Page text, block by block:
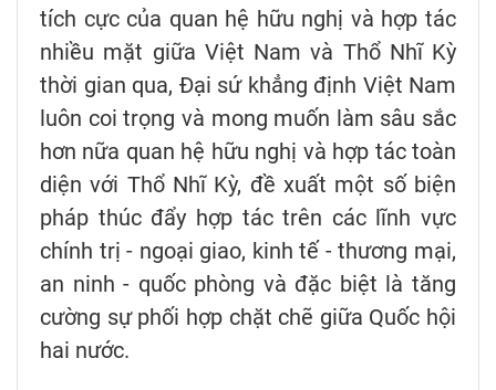
tích cực của quan hệ hữu nghị và hợp tác
nhiều mặt giữa Việt Nam và Thổ Nhĩ Kỳ
thời gian qua, Đại sứ khẳng định Việt Nam
luôn coi trọng và mong muốn làm sâu sắc
hơn nữa quan hệ hữu nghị và hợp tác toàn
diện với Thổ Nhĩ Kỳ, đề xuất một số biện
pháp thúc đẩy hợp tác trên các lĩnh vực
chính trị - ngoại giao, kinh tế - thương mại,
an ninh - quốc phòng và đặc biệt là tăng
cường sự phối hợp chặt chẽ giữa Quốc hội
hai nước.